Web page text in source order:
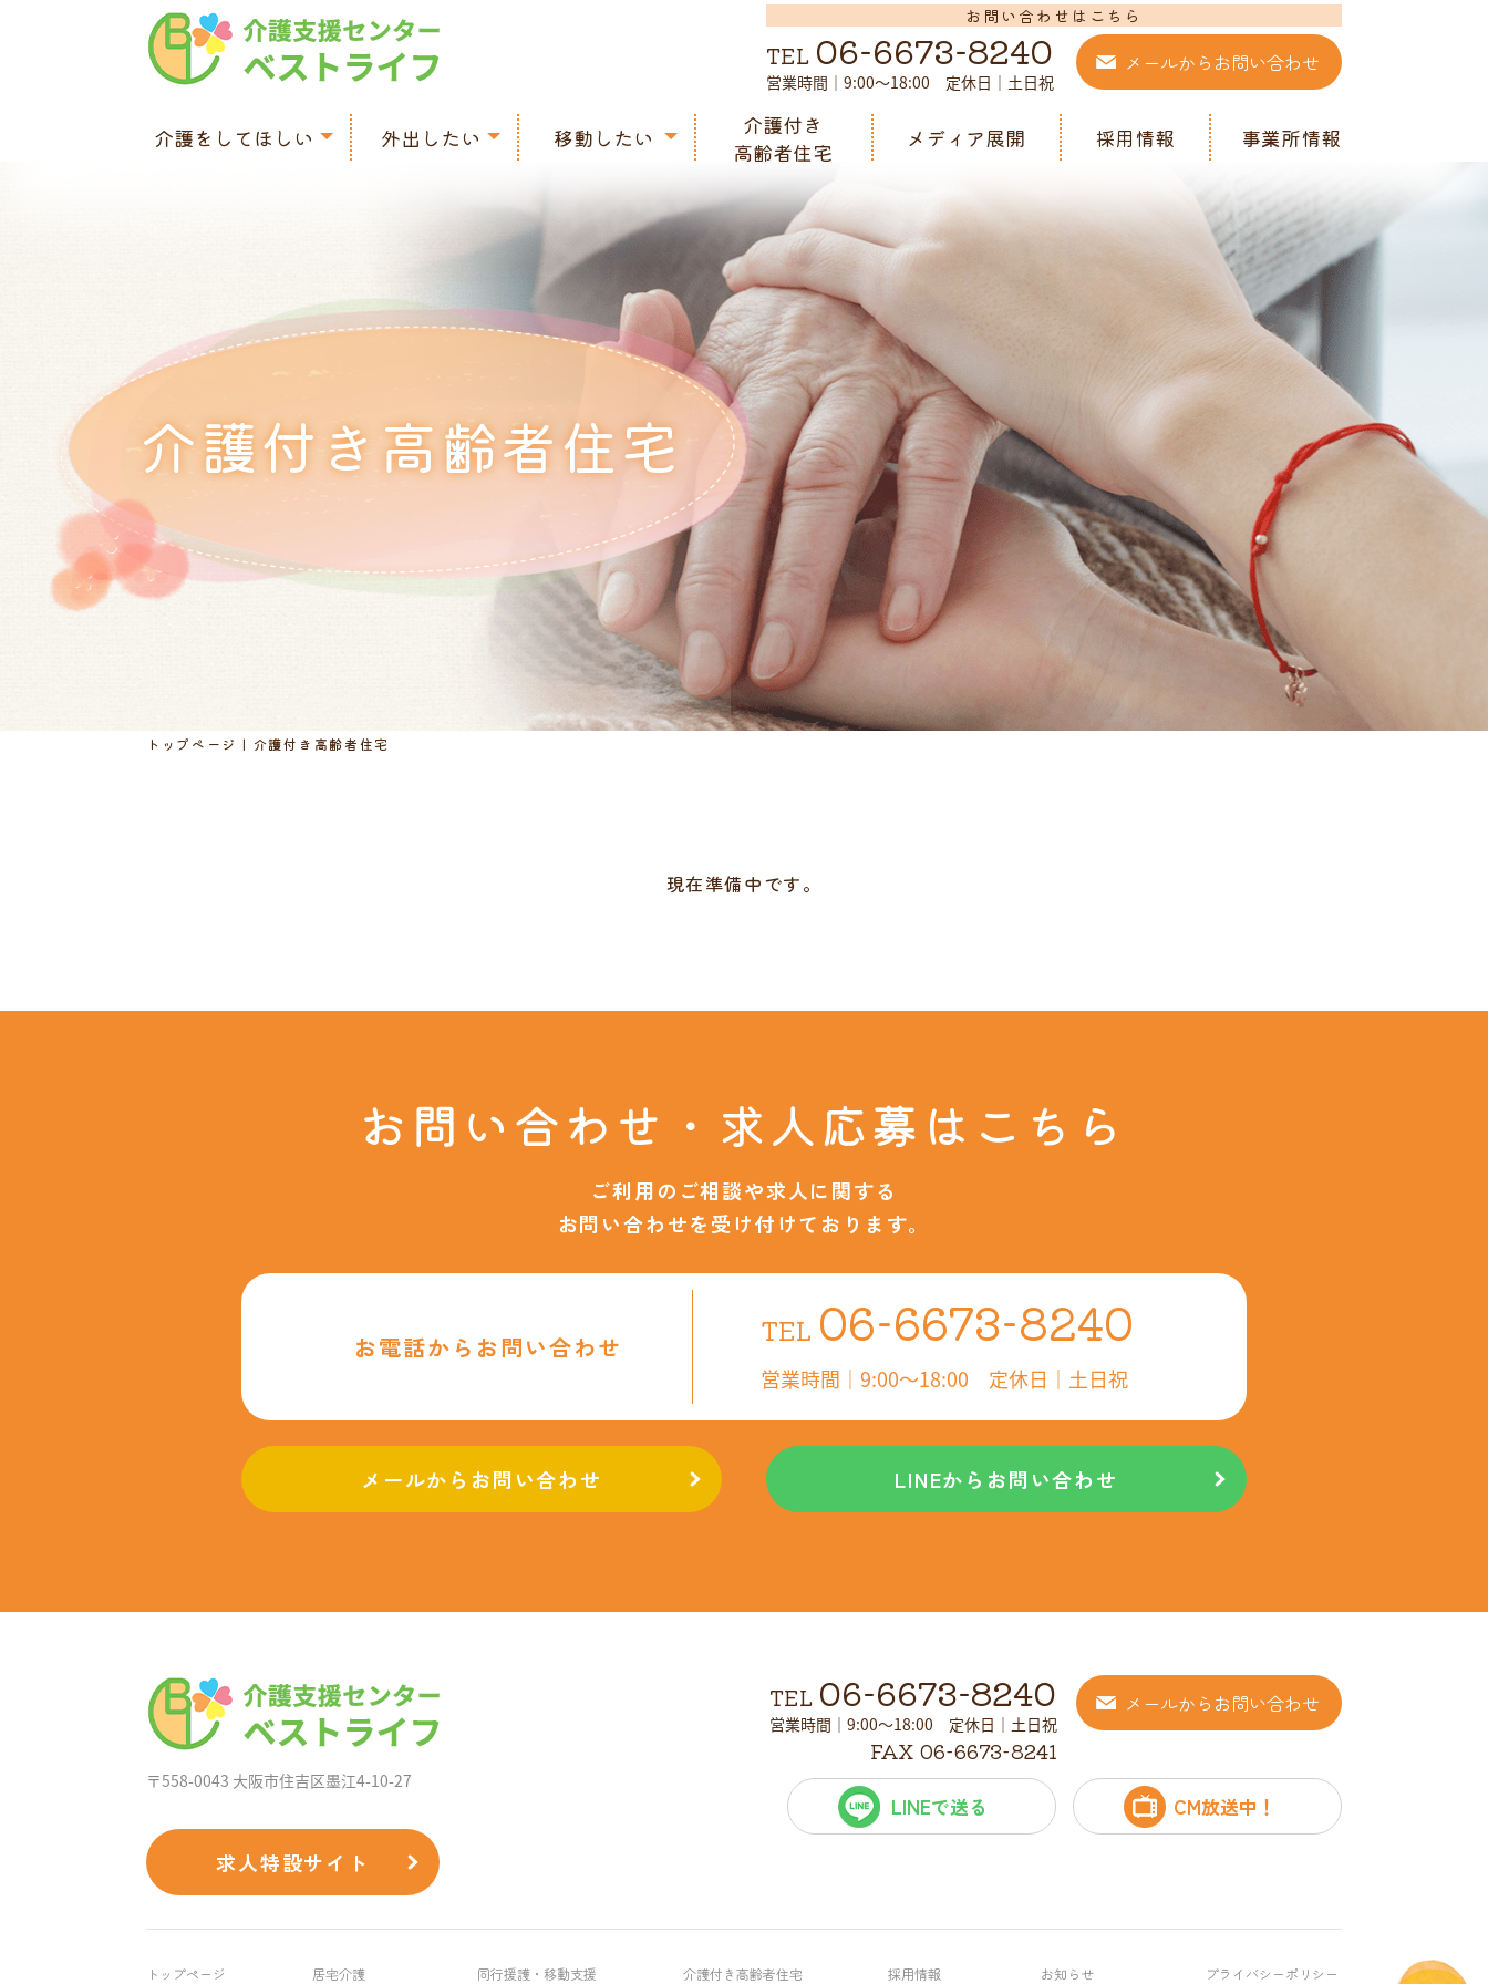
お問い合わせはこちら
TEL 06-6673-8240
営業時間｜9:00～18:00 定休日｜土日祝
メールからお問い合わせ
介護をしてほしい
外出したい
移動したい
介護付き
高齢者住宅
メディア展開 採用情報 事業所情報
介護付き高齢者住宅
トップページ 介護付き高齢者住宅
現在準備中です。
お問い合わせ・ 求人応募はこちら
ご利用のご相談や求人に関する
お問い合わせを受け付けております。
お電話からお問い合わせ TEL 06-6673-8240
営業時間｜9:00～18:00 定休日｜土日祝
メールからお問い合わせ LINEからお問い合わせ
〒558-0043 大阪市住吉区墨江4-10-27
求人特設サイト
TEL 06-6673-8240
営業時間｜9:00～18:00 定休日｜土日祝
FAX 06-6673-8241
メールからお問い合わせ
LINEで送る CM放送中！
トップページ 居宅介護 同行援護・移動支援 介護付き高齢者住宅 採用情報 お知らせ プライバシーポリシー